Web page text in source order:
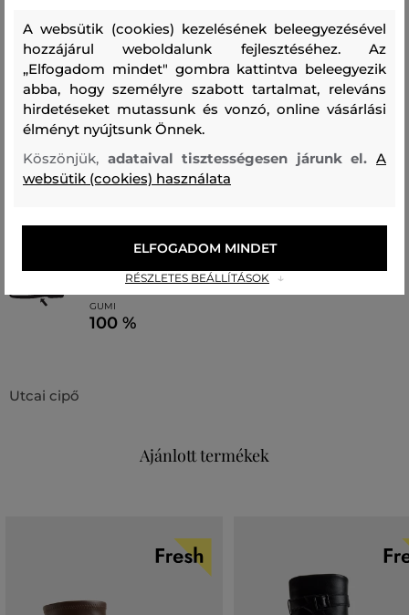
cipő felsőrész
POLIÉSZTER
80 %
POLIURETÁN
20 %
bélésanyag
100 %
ÚJRAHASZNOSÍTOTT POLIÉSZTER
100 %
cipőtalp
GUMI
100 %
Utcai cipő
Ajánlott termékek
A websütik (cookies) kezelésének beleegyezésével
hozzájárul weboldalunk fejlesztéséhez. Az
„Elfogadom mindet" gombra kattintva beleegyezik
abba, hogy személyre szabott tartalmat, releváns
hirdetéseket mutassunk és vonzó, online vásárlási
élményt nyújtsunk Önnek.
Köszönjük, adataival tisztességesen járunk el.A
websütik (cookies) használata
RÉSZLETES BEÁLLÍTÁSOK
ELFOGADOM MINDET